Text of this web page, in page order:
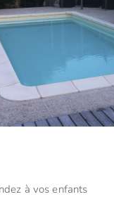
à vos enfants